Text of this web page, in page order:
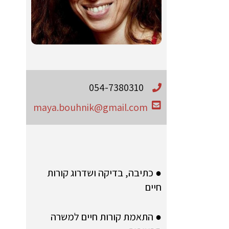
054-7380310
maya.bouhnik@gmail.com
● כתיבה, בדיקה ושדרוג קורות
חיים
● התאמת קורות חיים למשרה